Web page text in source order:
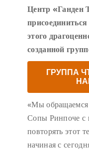
Центр «Ганден
этого
созданной
ГРУППА
«Мы
Сопы Ринпоче с
повторять этот
начиная с